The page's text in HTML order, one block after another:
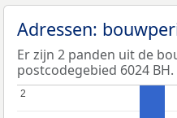
Adressen:
Er zijn 2 panden uit de
postcodegebied 6024 BH.
2
2